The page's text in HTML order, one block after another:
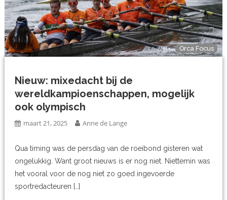
Orca Focus
Nieuw: mixedacht bij de
wereldkampioenschappen, mogelijk
ook olympisch
maart 21, 2025 Anne de Lange
Qua timing was de persdag van de roeibond gisteren wat
ongelukkig. Want groot nieuws is er nog niet. Niettemin was
het vooral voor de nog niet zo goed ingevoerde
sportredacteuren […]